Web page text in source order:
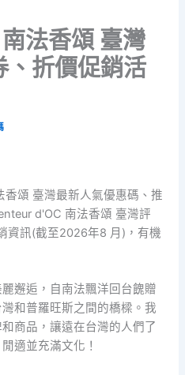
法香頌 臺灣
、折價促銷活
頌 臺灣最新人氣優惠碼、推
d'OC 南法香頌 臺灣評
資訊(截至2026年8 月)，有機
邂逅，自南法飄洋回台餽贈
和普羅旺斯之間的橋樑。我
商品，讓遠在台灣的人們了
適並充滿文化！